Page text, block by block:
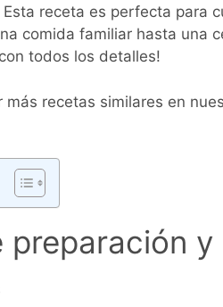
receta es perfecta para
comida familiar hasta una
todos los detalles!
recetas similares en
preparación